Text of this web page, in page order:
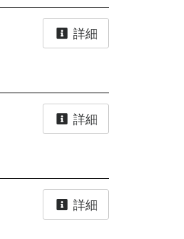
詳細
詳細
詳細